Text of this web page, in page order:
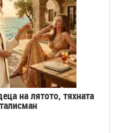
на лятото, тяхната